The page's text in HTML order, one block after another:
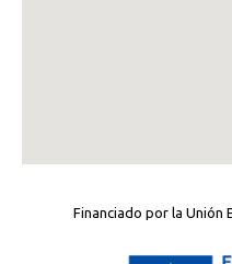
Financiado por la Unión